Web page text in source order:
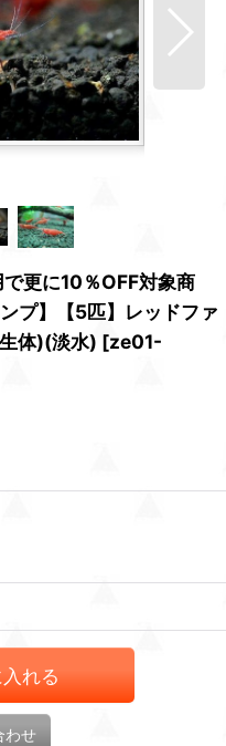
で更に10％OFF対象商
プ】【5匹】レッドファ
体)(淡水) [ze01-
れる
わせ